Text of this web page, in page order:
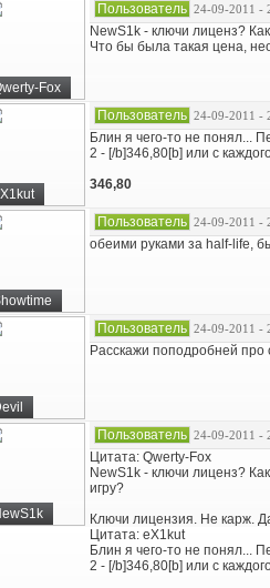
Fox
Пользователь 24-09-2011 -
NewS1k - ключи лиценз?
Что бы была такая цена,
Пользователь 24-09-2011 -
Блин я чего-то не понял...
2 - [/b]346,80[b] или с
346,80
Пользователь 24-09-2011 -
обеими руками за half-life,
Пользователь 24-09-2011 -
Расскажи поподробней про
Пользователь 24-09-2011 -
Цитата: Qwerty-Fox
NewS1k - ключи лиценз?
игру?
Ключи лицензия. Не карж.
Цитата: eX1kut
Блин я чего-то не понял...
2 - [/b]346,80[b] или с